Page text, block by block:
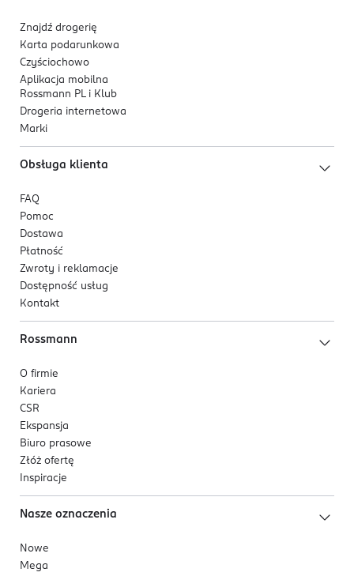
Znajdź drogerię
Karta podarunkowa
Czyściochowo
Aplikacja mobilna
Rossmann PL i Klub
Drogeria internetowa
Marki
Obsługa klienta
FAQ
Pomoc
Dostawa
Płatność
Zwroty i reklamacje
Dostępność usług
Kontakt
Rossmann
O firmie
Kariera
CSR
Ekspansja
Biuro prasowe
Złóż ofertę
Inspiracje
Nasze oznaczenia
Nowe
Mega